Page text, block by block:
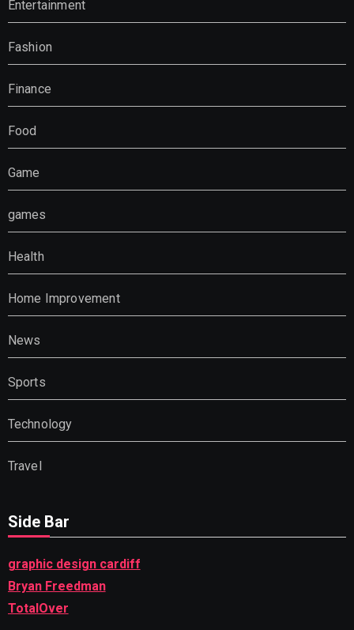
Entertainment
Fashion
Finance
Food
Game
games
Health
Home Improvement
News
Sports
Technology
Travel
Side Bar
graphic design cardiff
Bryan Freedman
TotalOver